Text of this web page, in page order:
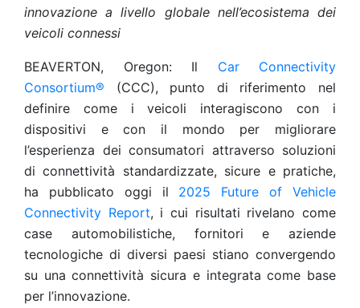
innovazione a livello globale nell’ecosistema dei
veicoli connessi
BEAVERTON, Oregon: Il Car Connectivity
Consortium® (CCC), punto di riferimento nel
definire come i veicoli interagiscono con i
dispositivi e con il mondo per migliorare
l’esperienza dei consumatori attraverso soluzioni
di connettività standardizzate, sicure e pratiche,
ha pubblicato oggi il 2025 Future of Vehicle
Connectivity Report, i cui risultati rivelano come
case automobilistiche, fornitori e aziende
tecnologiche di diversi paesi stiano convergendo
su una connettività sicura e integrata come base
per l’innovazione.